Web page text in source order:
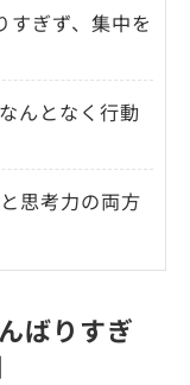
すぎず、集中を
んとなく行動
思考力の両方
ばりすぎ